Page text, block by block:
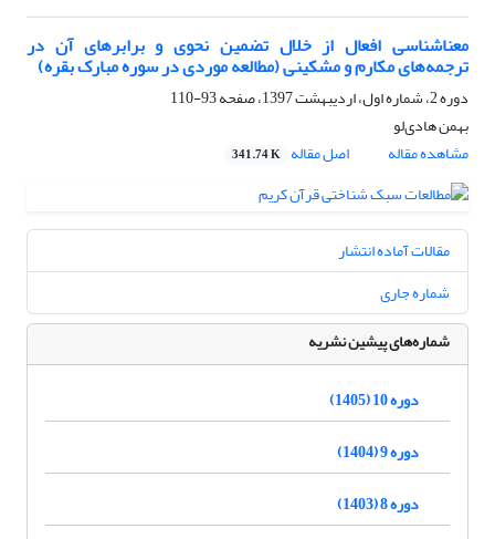
معناشناسی افعال از خلال تضمین نحوی و برابرهای آن در
ترجمه‌های مکارم و مشکینی (مطالعه موردی در سوره مبارک بقره)
دوره 2، شماره اول، اردیبهشت 1397، صفحه
93-110
بهمن هادی‌لو
مشاهده مقاله
اصل مقاله 341.74 K
مقالات آماده انتشار
شماره جاری
شماره‌های پیشین نشریه
دوره 10 (1405)
دوره 9 (1404)
دوره 8 (1403)